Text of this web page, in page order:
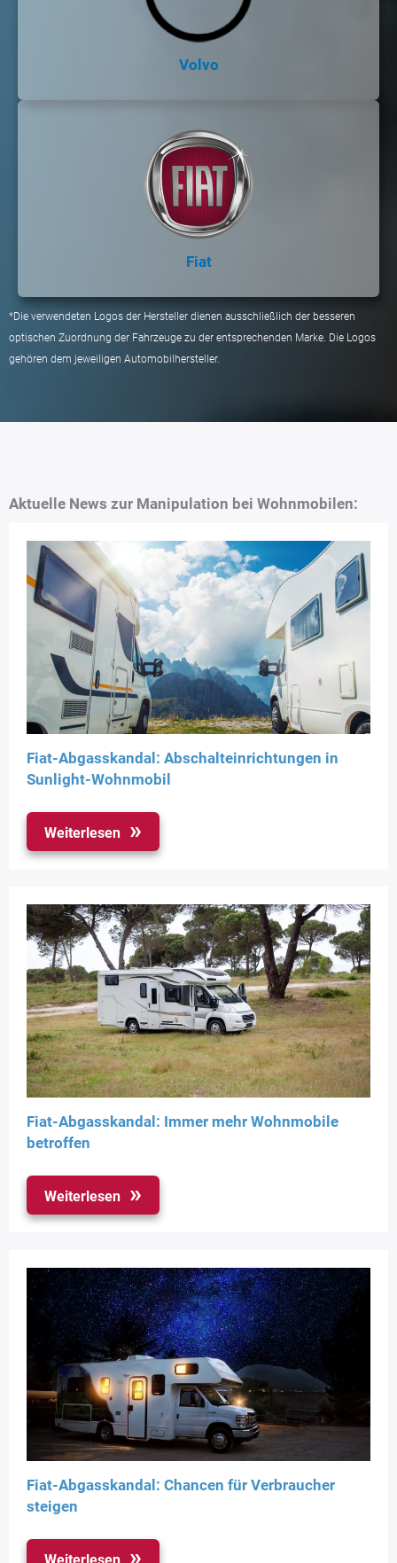
Volvo
Fiat
*Die verwendeten Logos der Hersteller dienen ausschließlich der besseren
optischen Zuordnung der Fahrzeuge zu der entsprechenden Marke. Die Logos
gehören dem jeweiligen Automobilhersteller.
Aktuelle News zur Manipulation bei Wohnmobilen:
Fiat-Abgasskandal: Abschalteinrichtungen in
Sunlight-Wohnmobil
Weiterlesen
Fiat-Abgasskandal: Immer mehr Wohnmobile
betroffen
Weiterlesen
Fiat-Abgasskandal: Chancen für Verbraucher
steigen